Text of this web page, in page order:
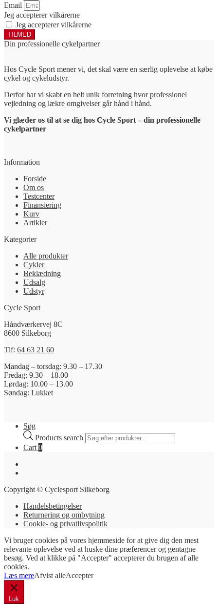
Email
Jeg accepterer vilkårerne
Jeg accepterer vilkårerne
TILMED
Din professionelle cykelpartner
Hos Cycle Sport mener vi, det skal være en særlig oplevelse at købe
cykel og cykeludstyr.
Derfor har vi skabt en helt unik forretning hvor professionel
vejledning og lækre omgivelser går hånd i hånd.
Vi glæder os til at se dig hos Cycle Sport – din professionelle
cykelpartner
Information
Forside
Om os
Testcenter
Finansiering
Kurv
Artikler
Kategorier
Alle produkter
Cykler
Beklædning
Udsalg
Udstyr
Cycle Sport
Håndværkervej 8C
8600 Silkeborg
Tlf: 64 63 21 60
Mandag – torsdag: 9.30 – 17.30
Fredag: 9.30 – 18.00
Lørdag: 10.00 – 13.00
Søndag: Lukket
Søg
Products search
Cart0
Copyright © Cyclesport Silkeborg
Handelsbetingelser
Returnering og ombytning
Cookie- og privatlivspolitik
Vi bruger cookies på vores hjemmeside for at give dig den mest
relevante oplevelse ved at huske dine præferencer og gentagne
besøg. Ved at klikke på "Accepter" accepterer du brugen af ​​alle
cookies.
Læs mereAfvist alleAccepter
Luk